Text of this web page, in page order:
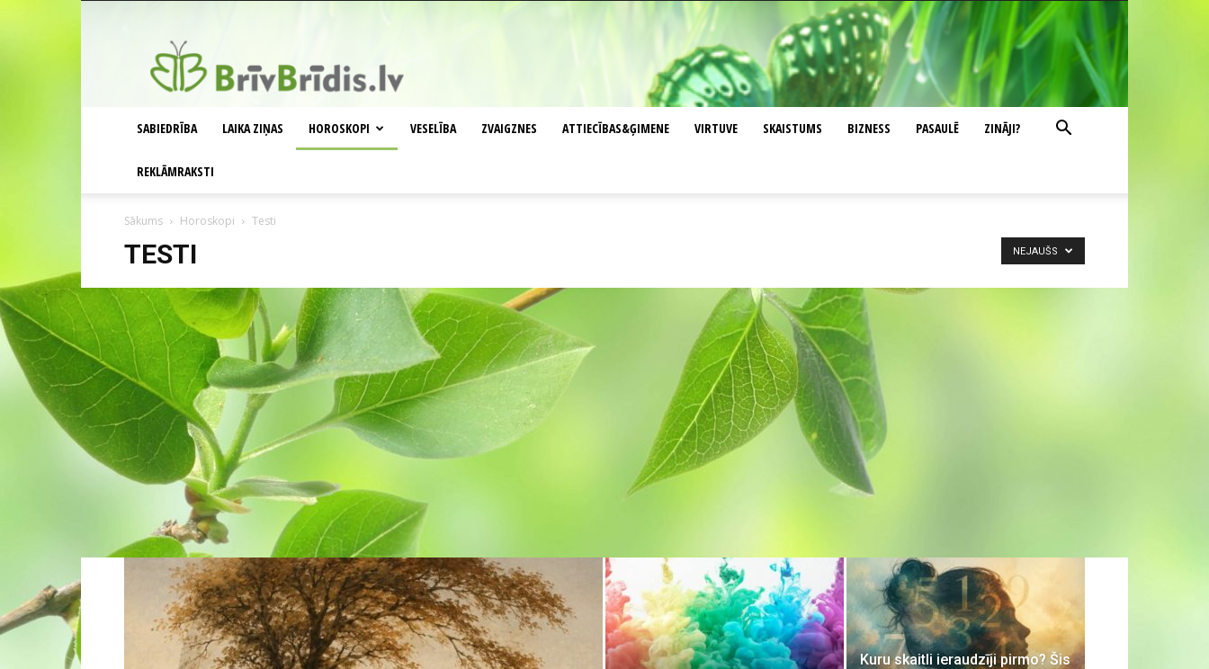
SABIEDRĪBA LAIKA ZIŅAS HOROSKOPI VESELĪBA ZVAIGZNES ATTIECĪBAS&ĢIMENE VIRTUVE SKAISTUMS BIZNESS PASAULĒ ZINĀJI?
REKLĀMRAKSTI
Sākums Horoskopi Testi
TESTI NEJAUŠS
Kuru skaitli ieraudzīji pirmo? Šis